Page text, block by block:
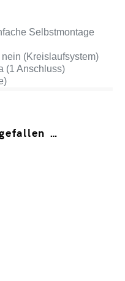
Selbstmontage
(Kreislaufsystem)
(1 Anschluss)
…